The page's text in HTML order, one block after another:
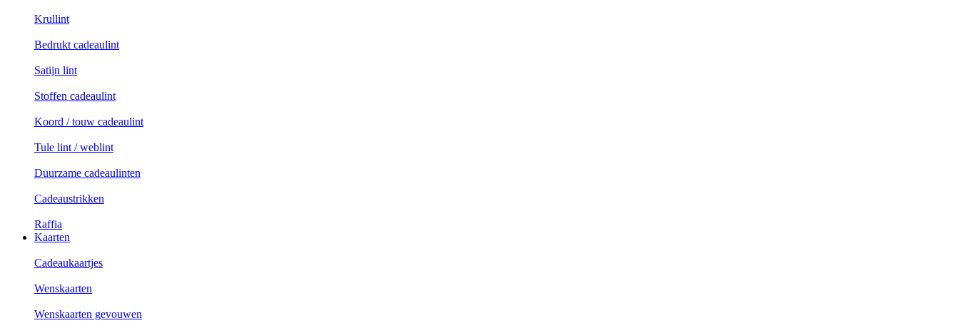
Krullint
Bedrukt cadeaulint
Satijn lint
Stoffen cadeaulint
Koord / touw cadeaulint
Tule lint / weblint
Duurzame cadeaulinten
Cadeaustrikken
Raffia
Kaarten
Cadeaukaartjes
Wenskaarten
Wenskaarten gevouwen